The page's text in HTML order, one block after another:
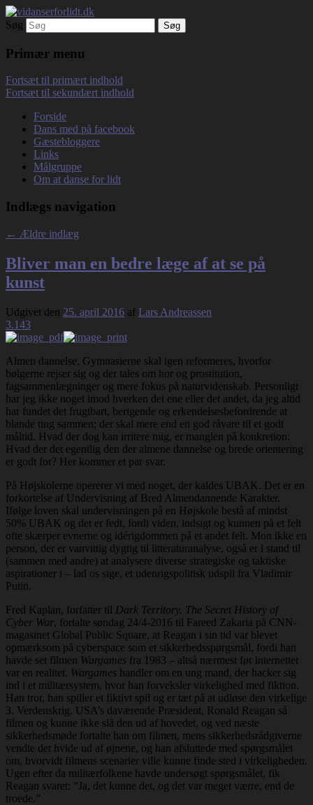
vidanserforlidt.dk
Debatterende tekster med filosofisk tilsnit
om hverdagens glæder og genvordigheder
Søg
Primær menu
Fortsæt til primært indhold
Fortsæt til sekundært indhold
Forside
Dans med på facebook
Gæstebloggere
Links
Målgruppe
Om at danse for lidt
Indlægs navigation
← Ældre indlæg
Bliver man en bedre læge af at se på
kunst
Udgivet den 25. april 2016 af Lars Andreassen
3.143
Almen dannelse. Gymnasierne skal igen reformeres, hvorfor
bølgerne rejser sig og der tales om hor og prostitution,
fagsammenlægninger og mere fokus på naturvidenskab. Personligt
har jeg ikke noget imod hverken det ene eller det andet, da jeg altid
har fundet det frugtbart, berigende og erkendelsesbefordrende at
blande ting sammen; der skal mere end en god råvare til et godt
måltid. Hvad der dog kan irritere mig, er manglen på konkretion:
Hvad der det egentlig den der almene dannelse og brede orientering
er godt for? Her kommer et par svar.
På Højskolerne opererer vi med noget, der kaldes UBAK. Det er en
forkortelse af Undervisning af Bred Almendannende Karakter.
Ifølge loven skal undervisningen på en Højskole bestå af mindst
50% UBAK og det er fedt, fordi viden, indsigt og kunnen på et felt
ofte skærper evnerne og idérigdommen på et andet felt. Mon ikke en
person, der er vanvittig dygtig til litteraturanalyse, også er i stand til
(sammen med andre) at analysere diverse strategiske og taktiske
aspirationer i – lad os sige, et udenrigspolitisk udspil fra Vladimir
Putin.
Fred Kaplan, forfatter til Dark Territory. The Secret History of
Cyber War, fortalte søndag 24/4-2016 til Fareed Zakaria på CNN-
magasinet Global Public Square, at Reagan i sin tid var blevet
opmærksom på cyberspace som et sikkerhedsspørgsmål, fordi han
havde set filmen Wargames fra 1983 – altså nærmest før internettet
var en realitet. Wargames handler om en ung mand, der hacker sig
ind i et militærsystem, hvor han forveksler virkelighed med fiktion.
Han tror, han spiller et fiktivt spil og er tæt på at udløse den virkelige
3. Verdenskrig. USA’s daværende Præsident, Ronald Reagan så
filmen og kunne ikke slå den ud af hovedet, og ved næste
sikkerhedsmøde fortalte han om filmen, mens sikkerhedsrådgiverne
vendte det hvide ud af øjnene, og han afsluttede med spørgsmålet
om, hvorvidt filmens scenarier ville kunne finde sted i virkeligheden.
Ugen efter da militærfolkene havde undersøgt spørgsmålet, fik
Reagan svaret: ”Ja, det kunne det, og det var meget værre, end de
troede.”